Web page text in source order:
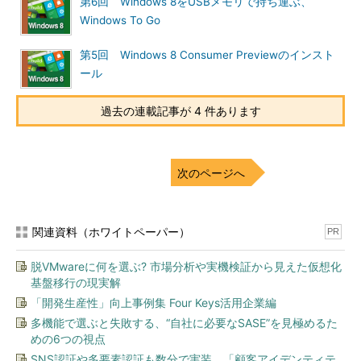
Windows To Go
第5回 Windows 8 Consumer Previewのインスト
ール
過去の連載記事が 4 件あります
次のページへ
関連資料（ホワイトペーパー） PR
脱VMwareに何を選ぶ? 市場分析や実機検証から見えた仮想化
基盤移行の現実解
「開発生産性」向上事例集 Four Keys活用企業編
多機能で選ぶと失敗する、“自社に必要なSASE”を見極めるた
めの6つの視点